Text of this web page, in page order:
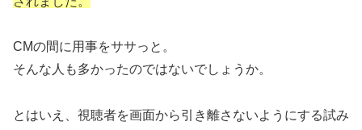
CMの間に用事をササっと。
そんな人も多かったのではないでしょうか。
とはいえ、視聴者を画面から引き離さないようにする試み